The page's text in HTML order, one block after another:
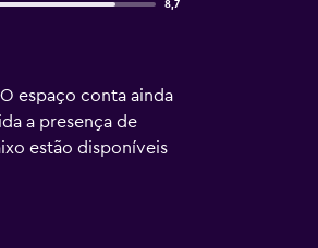
8,7
espaço conta ainda
a presença de
estão disponíveis